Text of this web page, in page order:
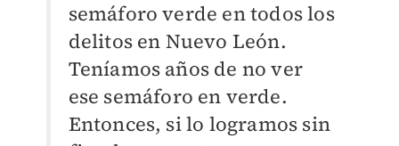
semáforo verde en todos los
delitos en Nuevo León.
Teníamos años de no ver
ese semáforo en verde.
Entonces, si lo logramos sin